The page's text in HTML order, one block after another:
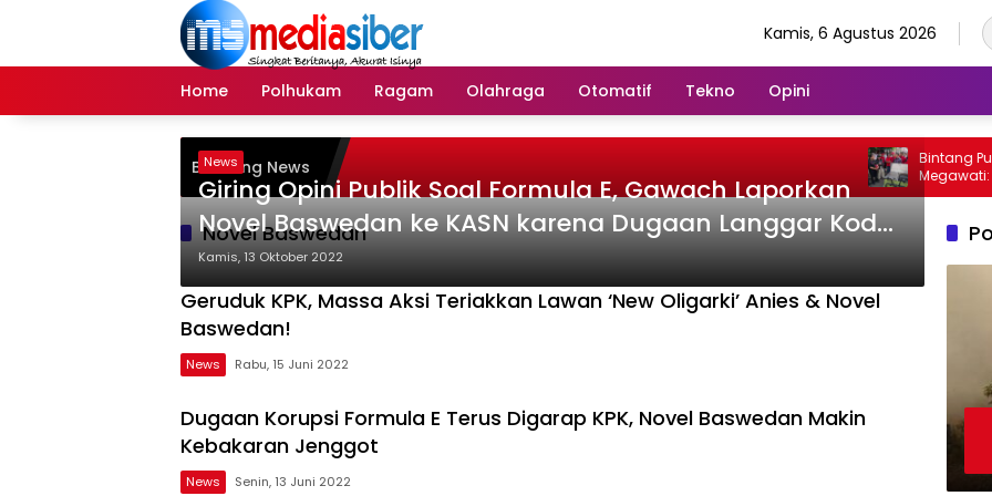
Kamis, 6 Agustus 2026
Home Polhukam Ragam Olahraga Otomatif Tekno Opini
Breaking News
Bintang
Megawati:
Dipantau dan
Novel Baswedan
News
Giring Opini Publik Soal Formula E, Gawach Laporkan
Novel Baswedan ke KASN karena Dugaan Langgar Kode
Etik
Kamis, 13 Oktober 2022
Geruduk KPK, Massa Aksi Teriakkan Lawan ‘New Oligarki’ Anies & Novel
Baswedan!
News Rabu, 15 Juni 2022
Dugaan Korupsi Formula E Terus Digarap KPK, Novel Baswedan Makin
Kebakaran Jenggot
News Senin, 13 Juni 2022